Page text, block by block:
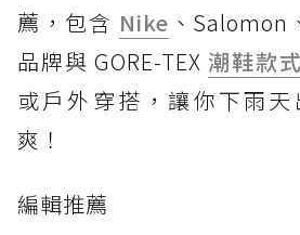
薦，包含 Nike 、Salomon
品牌與 GORE-TEX 潮鞋款式
或戶外穿搭，讓你下雨
爽！
編輯推薦